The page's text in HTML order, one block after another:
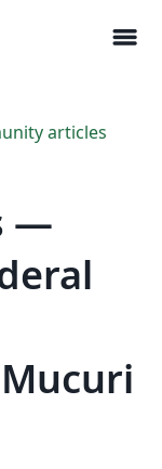
menu
articles
—